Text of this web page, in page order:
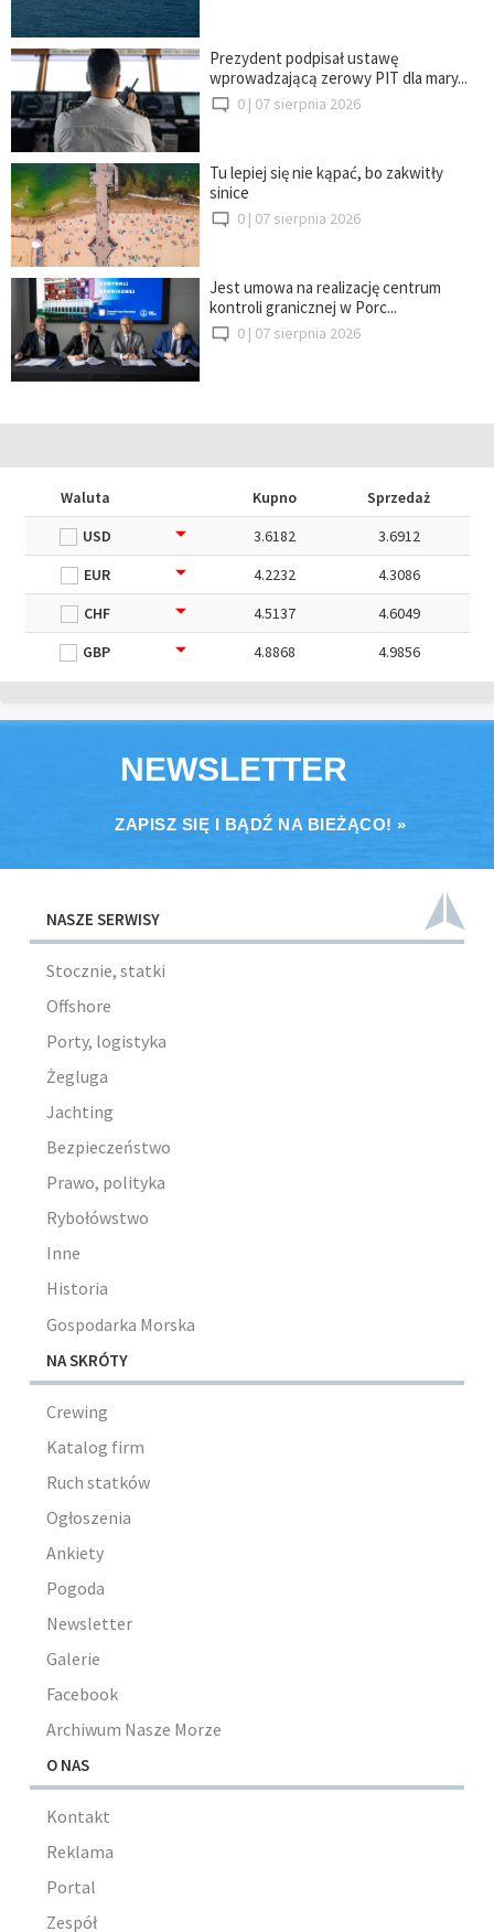
Prezydent podpisał ustawę
wprowadzającą zerowy PIT dla mary...
0 | 07 sierpnia 2026
Tu lepiej się nie kąpać, bo zakwitły
sinice
0 | 07 sierpnia 2026
Jest umowa na realizację centrum
kontroli granicznej w Porc...
0 | 07 sierpnia 2026
Waluta Kupno
Sprzedaż
USD
3.6182
3.6912
EUR
4.2232
4.3086
CHF
4.5137
4.6049
GBP
4.8868 4.9856
NEWSLETTER
ZAPISZ SIĘ I BĄDŹ NA BIEŻĄCO! »
NASZE SERWISY
Stocznie, statki
Offshore
Porty, logistyka
Żegluga
Jachting
Bezpieczeństwo
Prawo, polityka
Rybołówstwo
Inne
Historia
Gospodarka Morska
NA SKRÓTY
Crewing
Katalog firm
Ruch statków
Ogłoszenia
Ankiety
Pogoda
Newsletter
Galerie
Facebook
Archiwum Nasze Morze
O NAS
Kontakt
Reklama
Portal
Zespół